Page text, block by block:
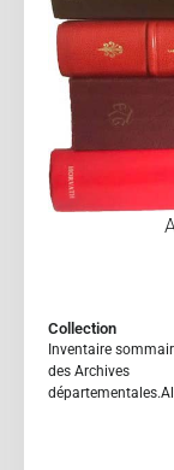
Collection
Inventaire
des Archives